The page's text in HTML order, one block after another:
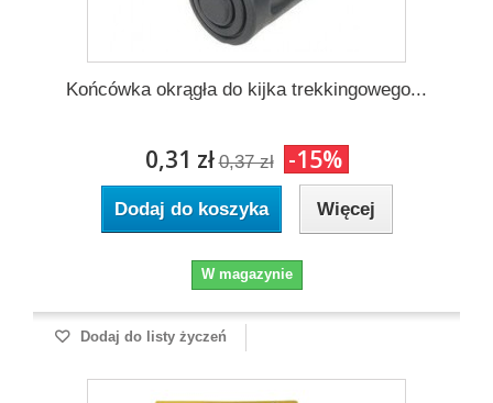
Końcówka okrągła do kijka trekkingowego...
0,31 zł 0,37 zł -15%
Dodaj do koszyka Więcej
W magazynie
Dodaj do listy życzeń